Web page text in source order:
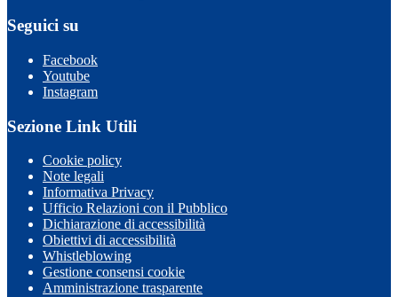
Seguici su
Facebook
Youtube
Instagram
Sezione Link Utili
Cookie policy
Note legali
Informativa Privacy
Ufficio Relazioni con il Pubblico
Dichiarazione di accessibilità
Obiettivi di accessibilità
Whistleblowing
Gestione consensi cookie
Amministrazione trasparente